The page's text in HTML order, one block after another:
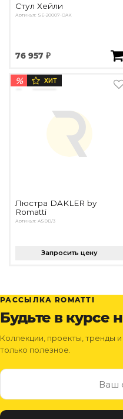
Стул Хейли
Артикул: SE-20007-OAK
76 957 ₽
% ХИТ
Люстра DAKLER by
Romatti
Артикул: ASDD/3
Запросить цену
РАССЫЛКА ROMATTI
Будьте в курсе
Коллекции, проекты, тренды
только полезное.